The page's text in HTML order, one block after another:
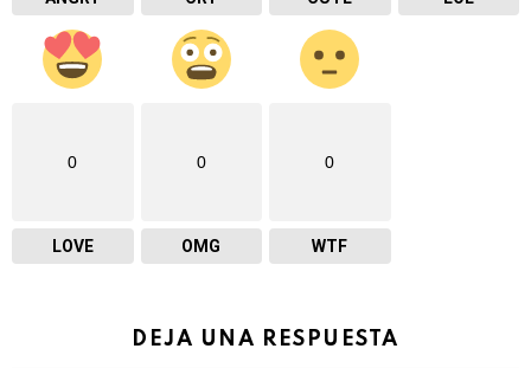
0
LOVE
0
OMG
0
WTF
DEJA UNA RESPUESTA